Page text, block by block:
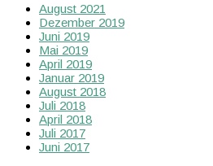
August 2021
Dezember 2019
Juni 2019
Mai 2019
April 2019
Januar 2019
August 2018
Juli 2018
April 2018
Juli 2017
Juni 2017